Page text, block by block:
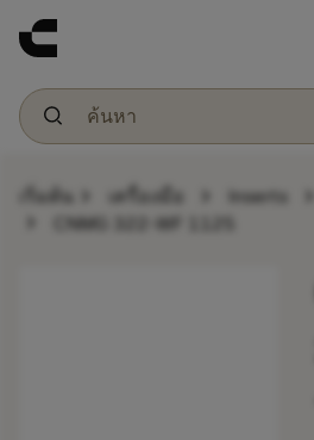
เริ่มต้น เครื่องมือ Inserts
CNMG 322-WF 1125